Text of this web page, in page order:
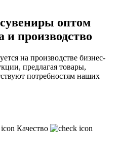
оптом
и производство
на производстве бизнес-
предлагая товары,
потребностям наших
Качество